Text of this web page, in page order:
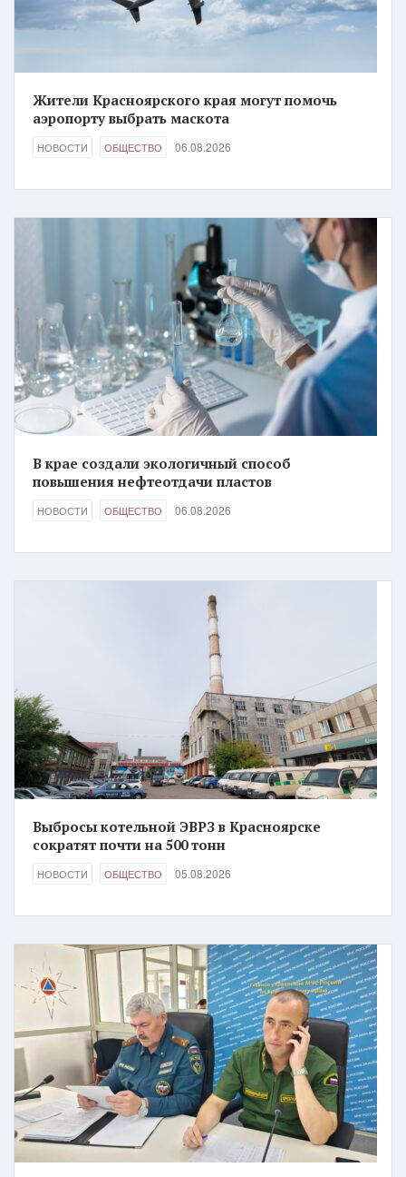
Жители Красноярского края могут помочь
аэропорту выбрать маскота
НОВОСТИ ОБЩЕСТВО 06.08.2026
В крае создали экологичный способ
повышения нефтеотдачи пластов
НОВОСТИ ОБЩЕСТВО 06.08.2026
Выбросы котельной ЭВРЗ в Красноярске
сократят почти на 500 тонн
НОВОСТИ ОБЩЕСТВО 05.08.2026